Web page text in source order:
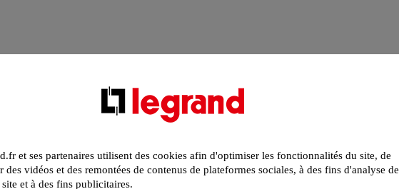
et ses partenaires utilisent des cookies afin d'optimiser les fonctionnalités du site, de
des vidéos et des remontées de contenus de plateformes sociales, à des fins d'analyse de
et à des fins publicitaires.